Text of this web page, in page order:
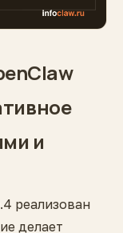
и
реализован
делает